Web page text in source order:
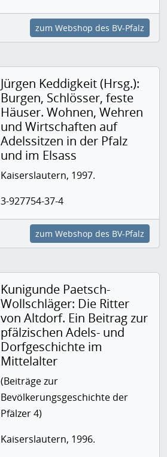
zum Webshop des BV-Pfalz
Jürgen Keddigkeit (Hrsg.):
Burgen, Schlösser, feste
Häuser. Wohnen, Wehren
und Wirtschaften auf
Adelssitzen in der Pfalz
und im Elsass
Kaiserslautern, 1997.
3-927754-37-4
zum Webshop des BV-Pfalz
Kunigunde Paetsch-
Wollschläger: Die Ritter
von Altdorf. Ein Beitrag zur
pfälzischen Adels- und
Dorfgeschichte im
Mittelalter
(Beiträge zur
Bevölkerungsgeschichte der
Pfälzer 4)
Kaiserslautern, 1996.